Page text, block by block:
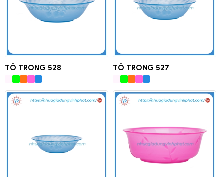
TÔ TRONG 528 TÔ TRONG 527